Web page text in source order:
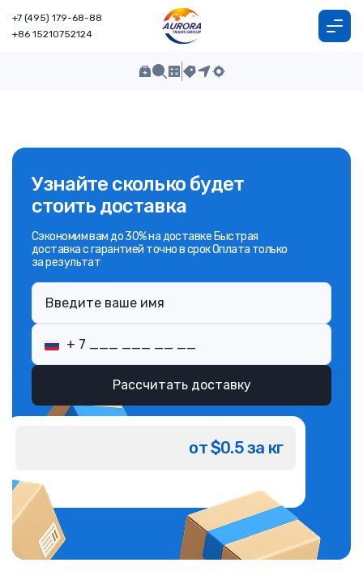
+7 (495) 179-68-88
+86 15210752124
Узнайте сколько будет
стоить доставка
Сэкономим вам до 30% на доставке Быстрая
доставка с гарантией точно в срок Оплата только
за результат
Рассчитать доставку
от $0.5 за кг